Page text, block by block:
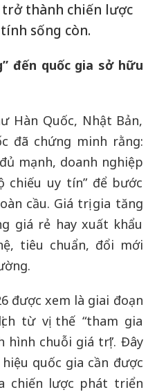
thành chiến lược
sống còn.
đến quốc gia sở hữu
Hàn Quốc, Nhật Bản,
đã chứng minh rằng:
mạnh, doanh nghiệp
chiếu uy tín” để bước
cầu. Giá trị gia tăng
giá rẻ hay xuất khẩu
tiêu chuẩn, đổi mới
được xem là giai đoạn
từ vị thế “tham gia
hình chuỗi giá trị”. Đây
quốc gia cần được
chiến lược phát triển